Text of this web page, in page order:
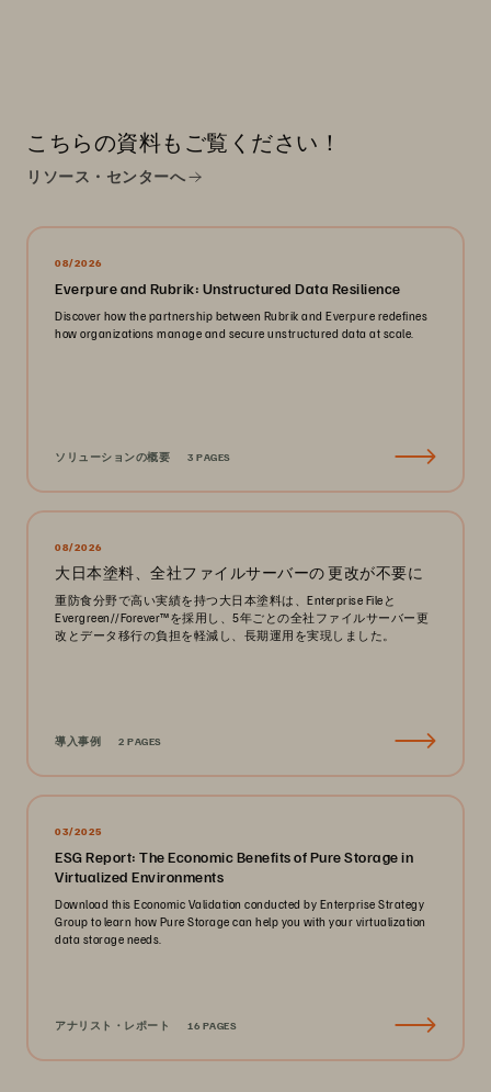
こちらの資料もご覧ください！
リソース・センターへ
08/2026
Everpure and Rubrik: Unstructured Data Resilience
Discover how the partnership between Rubrik and Everpure redefines
how organizations manage and secure unstructured data at scale.
ソリューションの概要 3 PAGES
08/2026
大日本塗料、全社ファイルサーバーの 更改が不要に
重防食分野で高い実績を持つ大日本塗料は、Enterprise Fileと
Evergreen//Forever™を採用し、5年ごとの全社ファイルサーバー更
改とデータ移行の負担を軽減し、長期運用を実現しました。
導入事例 2 PAGES
03/2025
ESG Report: The Economic Benefits of Pure Storage in
Virtualized Environments
Download this Economic Validation conducted by Enterprise Strategy
Group to learn how Pure Storage can help you with your virtualization
data storage needs.
アナリスト・レポート 16 PAGES